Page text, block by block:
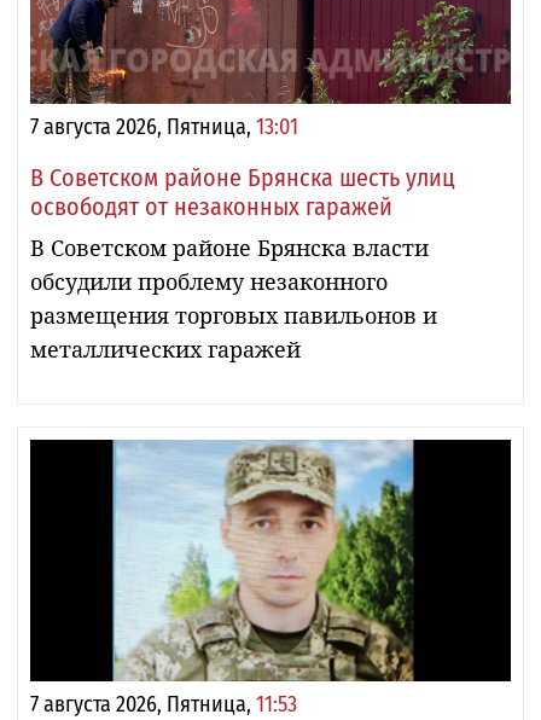
7 августа 2026, Пятница, 13:01
В Советском районе Брянска шесть улиц
освободят от незаконных гаражей
В Советском районе Брянска власти
обсудили проблему незаконного
размещения торговых павильонов и
металлических гаражей
7 августа 2026, Пятница, 11:53